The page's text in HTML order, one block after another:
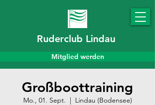
Ruderclub Lindau
Mitglied werden
Großboottraining
Mo., 01. Sept.
  |
Lindau (Bodensee)